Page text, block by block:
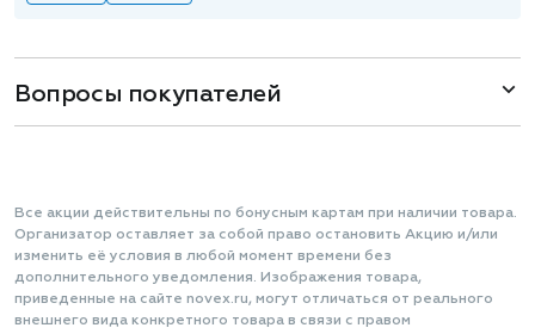
Вопросы покупателей
Все акции действительны по бонусным картам при наличии товара.
Организатор оставляет за собой право остановить Акцию и/или
изменить её условия в любой момент времени без
дополнительного уведомления. Изображения товара,
приведенные на сайте novex.ru, могут отличаться от реального
внешнего вида конкретного товара в связи с правом